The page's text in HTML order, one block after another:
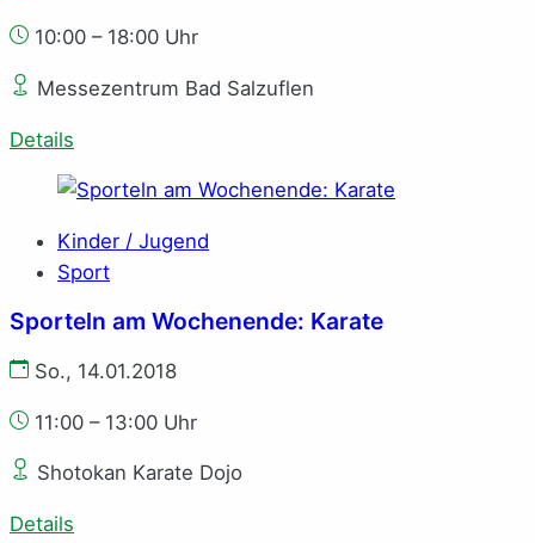
10:00 – 18:00 Uhr
Messezentrum Bad Salzuflen
Details
Kinder / Jugend
Sport
Sporteln am Wochenende: Karate
So., 14.01.2018
11:00 – 13:00 Uhr
Shotokan Karate Dojo
Details